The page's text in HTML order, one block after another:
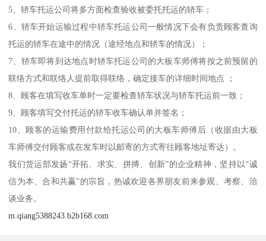
5、轿车托运公司将多方面检查验收被委托托运的轿车；
6、轿车开始运输过程中轿车托运公司一般情况下会有负责顾客查询
托运的轿车在途中的情况（途经地点和轿车的情况）；
7、轿车即将到达地点时轿车托运公司的大板车师傅将按之前预留的
联络方式和联络人提前取得联络，确定接车的详细时间地点 ；
8、顾客在填写收车单时一定要检查轿车状况与轿车托运前一致；
9、顾客填写交付托运的轿车收车确认单并签名；
10、顾客的运输费用付款给托运公司的大板车师傅后（收据由大板
车师傅交付顾客或在发车时以邮寄的方式寄往顾客地址寄达）。
我们货运部发扬“开拓、求实、拼搏、创新”的企业精神，坚持以“诚
信为本、合和共赢”的宗旨，热诚欢迎各界朋友前来参观、考察、洽
谈业务。
m.qiang5388243.b2b168.com